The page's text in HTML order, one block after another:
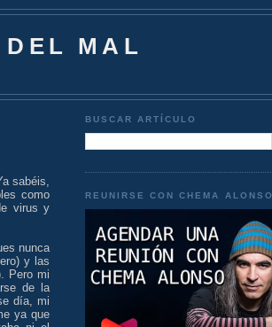
MAL
sabéis,
como
virus y
nunca
y las
Pero mi
de la
día, mi
ya que
BUSCAR ARTÍCULO
REUNIRSE CON CHEMA ALONSO